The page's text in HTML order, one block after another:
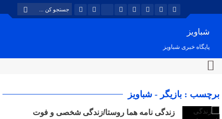
شباویز
پایگاه خبری شباویز
برچسب : بازیگر - شباویز
زندگی نامه هما روستا/زندگی شخصی و فوت